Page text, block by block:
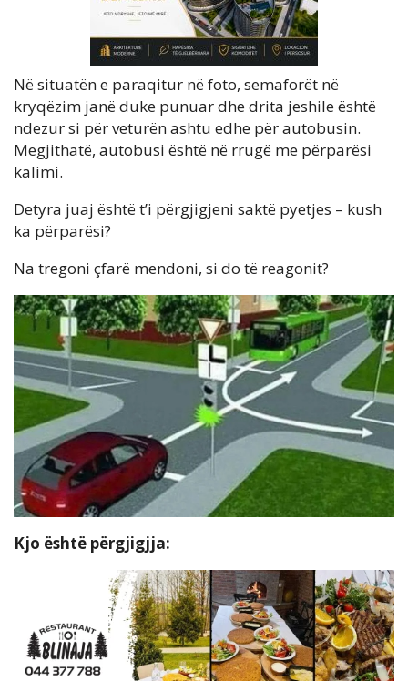
Në situatën e paraqitur në foto, semaforët në
kryqëzim janë duke punuar dhe drita jeshile është
ndezur si për veturën ashtu edhe për autobusin.
Megjithatë, autobusi është në rrugë me përparësi
kalimi.
Detyra juaj është t’i përgjigjeni saktë pyetjes – kush
ka përparësi?
Na tregoni çfarë mendoni, si do të reagonit?
Kjo është përgjigjja: